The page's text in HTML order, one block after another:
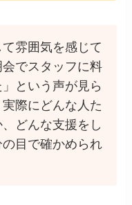
雰囲気を感じて
でスタッフに料
という声が見ら
際にどんな人た
どんな支援をし
目で確かめられ